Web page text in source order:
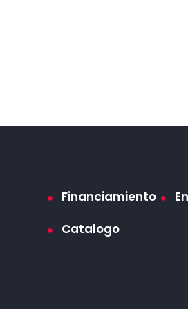
Financiamiento
Catalogo